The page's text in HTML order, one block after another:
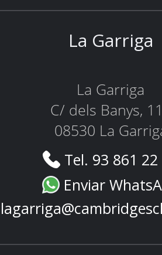
La Garriga
La Garriga
C/ dels Banys,
08530 La
Tel. 93 861
Enviar